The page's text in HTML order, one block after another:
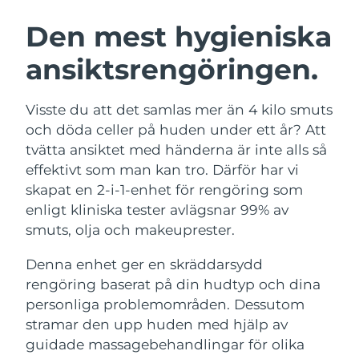
Den mest hygieniska
ansiktsrengöringen.
Visste du att det samlas mer än 4 kilo smuts
och döda celler på huden under ett år? Att
tvätta ansiktet med händerna är inte alls så
effektivt som man kan tro. Därför har vi
skapat en 2-i-1-enhet för rengöring som
enligt kliniska tester avlägsnar 99% av
smuts, olja och makeuprester.
Denna enhet ger en skräddarsydd
rengöring baserat på din hudtyp och dina
personliga problemområden. Dessutom
stramar den upp huden med hjälp av
guidade massagebehandlingar för olika
LUNA™ 4-paket
Anti-aging massage
LUNA™ 4 Plus
Massage, LED heating
LUNA™ 4 Men
For men, anti-aging massage
BEAR™ 2-paket
Microcurrent toning
BEAR™ 2 go
Microcurrent toning on-the-go
BEAR™ 2 eyes & lips
Microcurrent line smoothing device
Återfuktning
UFO™ 3-paket
Deep facial hydration
UFO™ 3 LED
Near-infrared and red light therapy
device
Munvård
issa™ 4
Hybrid silicone sonic toothbrush
issa™ 4 plus
Smart hybrid silicone sonic toothbrush
FAQ™ ANTI-AGING-BEHANDLING
Anti-aging LED-behandlingar
NEW
Australien Förväntad leverans 11/08/2026
Österrike
Förväntad leverans
Bahrain
Förväntad leverans
09/08/2026
Belgien
Förväntad leverans
08/08/2026
Bermuda Förväntad leverans
Bosnien och
Hercegovina
Förväntad leverans
Brunei Förväntad leverans13/08/2026
Förväntad leverans